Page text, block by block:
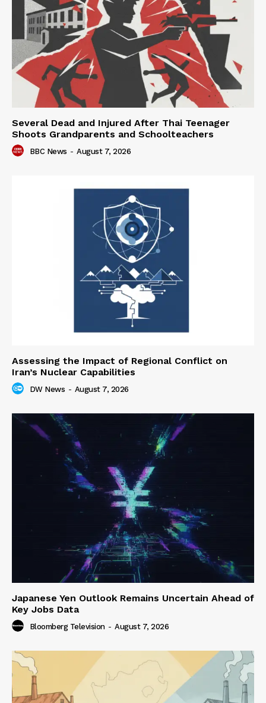
Several Dead and Injured After Thai Teenager
Shoots Grandparents and Schoolteachers
BBC News - August 7, 2026
Assessing the Impact of Regional Conflict on
Iran’s Nuclear Capabilities
DW News - August 7, 2026
Japanese Yen Outlook Remains Uncertain Ahead of
Key Jobs Data
Bloomberg Television - August 7, 2026